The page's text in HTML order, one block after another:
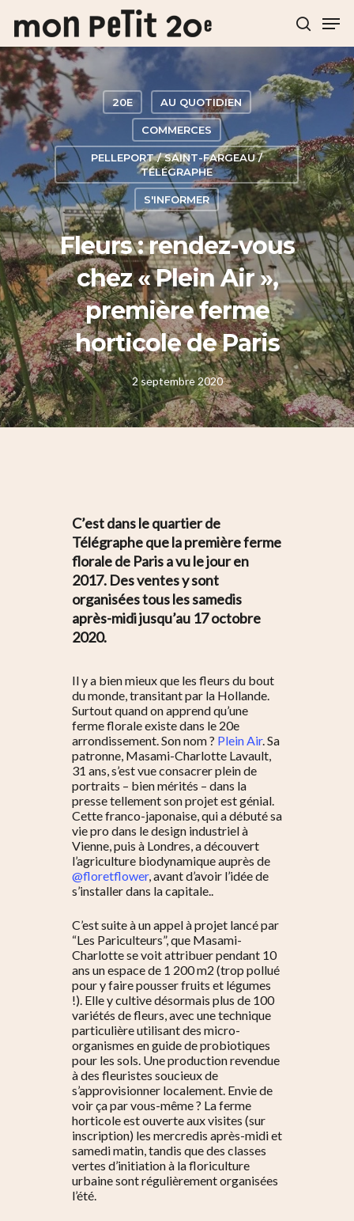
Hit enter to search or ESC to close
20E AU QUOTIDIEN
COMMERCES
PELLEPORT / SAINT-FARGEAU /
TÉLÉGRAPHE
S'INFORMER
Fleurs : rendez-vous
chez « Plein Air »,
première ferme
horticole de Paris
2 septembre 2020
C’est dans le quartier de
Télégraphe que la première ferme
florale de Paris a vu le jour en
2017. Des ventes y sont
organisées tous les samedis
après-midi jusqu’au 17 octobre
2020.
Il y a bien mieux que les fleurs du bout
du monde, transitant par la Hollande.
Surtout quand on apprend qu’une
ferme florale existe dans le 20e
arrondissement. Son nom ? Plein Air. Sa
patronne, Masami-Charlotte Lavault,
31 ans, s’est vue consacrer plein de
portraits – bien mérités – dans la
presse tellement son projet est génial.
Cette franco-japonaise, qui a débuté sa
vie pro dans le design industriel à
Vienne, puis à Londres, a découvert
l’agriculture biodynamique auprès de
@floretflower, avant d’avoir l’idée de
s’installer dans la capitale..
C’est suite à un appel à projet lancé par
“Les Pariculteurs”, que Masami-
Charlotte se voit attribuer pendant 10
ans un espace de 1 200 m2 (trop pollué
pour y faire pousser fruits et légumes
!). Elle y cultive désormais plus de 100
variétés de fleurs, avec une technique
particulière utilisant des micro-
organismes en guide de probiotiques
pour les sols. Une production revendue
à des fleuristes soucieux de
s’approvisionner localement. Envie de
voir ça par vous-même ? La ferme
horticole est ouverte aux visites (sur
inscription) les mercredis après-midi et
samedi matin, tandis que des classes
vertes d’initiation à la floriculture
urbaine sont régulièrement organisées
l’été.